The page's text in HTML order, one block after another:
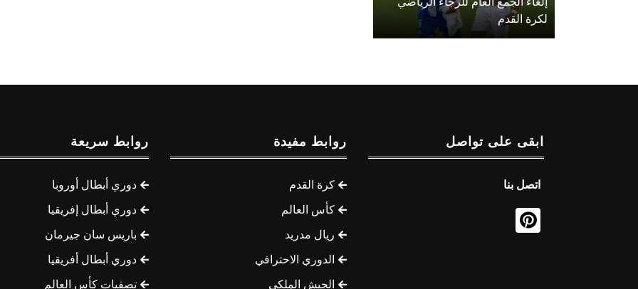
لكرة القدم
ابقى على تواصل
اتصل بنا
روابط مفيدة
كرة القدم
كأس العالم
ريال مدريد
الدوري الاحترافي
الجيش الملكي
روابط سريعة
دوري أبطال أوروبا
دوري أبطال إفريقيا
باريس سان جيرمان
دوري أبطال أفريقيا
تصفيات كأس العالم